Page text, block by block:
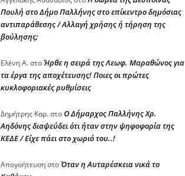
Πουλή στο Δήμο Παλλήνης στο επίκεντρο δημόσιας
αντιπαράθεσης / Αλλαγή χρήσης ή τήρηση της
βούλησης;
Ελένη Α.στοΉρθε η σειρά της Λεωφ. Μαραθώνος για
τα έργα της αποχέτευσης! Ποιες οι πρώτες
κυκλοφοριακές ρυθμίσεις
Δημήτρης Καρ.στοΟ Δήμαρχος Παλλήνης Χρ.
Αηδόνης διαψεύδει ότι ήταν στην ψηφοφορία της
ΚΕΔΕ / Είχε πάει στο χωριό του..!
ΑπογοήτευσηστοΌταν η Αυταρέσκεια νικά το